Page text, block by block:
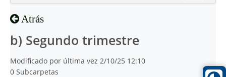
Atrás
b) Segundo trimestre
Modificado por última vez 2/10/25 12:10
0 Subcarpetas